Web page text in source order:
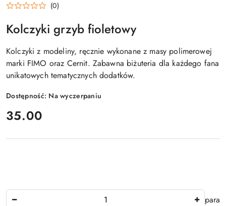
(0)
Kolczyki grzyb fioletowy
Kolczyki z modeliny, ręcznie wykonane z masy polimerowej
marki FIMO oraz Cernit. Zabawna biżuteria dla każdego fana
unikatowych tematycznych dodatków.
Dostępność: Na wyczerpaniu
cena:
35.00
para